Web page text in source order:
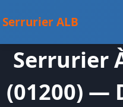
contenu
Serrurier ALB
Serrurier
(01200) —